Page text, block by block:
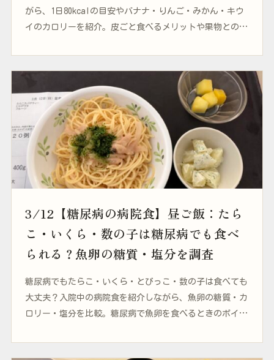
がら、1日80kcalの目安やバナナ・りんご・みかん・キウ
イのカロリーを紹介。皮ごと食べるメリットや果物との上
3/12【糖尿病の病院食】昼ご飯：たら
こ・いくら・数の子は糖尿病でも食べ
られる？魚卵の糖質・塩分を調査
糖尿病でもたらこ・いくら・とびっこ・数の子は食べても
大丈夫？入院中の病院食を紹介しながら、魚卵の糖質・カ
ロリー・塩分を比較。糖尿病で魚卵を食べるときのポイン